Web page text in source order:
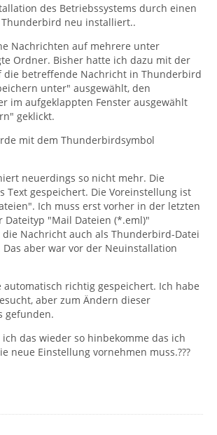
des Betriebssystems durch einen
neu installiert..
Nachrichten auf mehrere unter
Ordner. Bisher hatte ich dazu mit der
die betreffende Nachricht in Thunderbird
unter" ausgewählt, den
im aufgeklappten Fenster ausgewählt
geklickt.
mit dem Thunderbirdsymbol
neuerdings so nicht mehr. Die
Text gespeichert. Die Voreinstellung ist
Ich muss erst vorher in der letzten
Dateityp "Mail Dateien (*.eml)"
Nachricht auch als Thunderbird-Datei
aber war vor der Neuinstallation
automatisch richtig gespeichert. Ich habe
aber zum Ändern dieser
gefunden.
das wieder so hinbekomme das ich
neue Einstellung vornehmen muss.???